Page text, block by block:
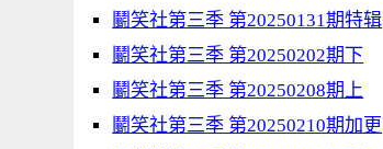
鬭笑社第三季 第20250131期特辑
鬭笑社第三季 第20250202期下
鬭笑社第三季 第20250208期上
鬭笑社第三季 第20250210期加更